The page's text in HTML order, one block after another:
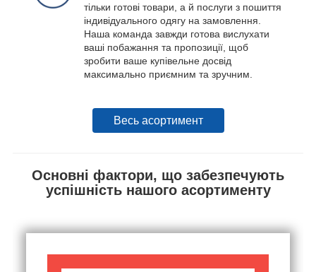
тільки готові товари, а й послуги з пошиття
індивідуального одягу на замовлення.
Наша команда завжди готова вислухати
ваші побажання та пропозиції, щоб
зробити ваше купівельне досвід
максимально приємним та зручним.
Весь асортимент
Основні фактори, що забезпечують
успішність нашого асортименту